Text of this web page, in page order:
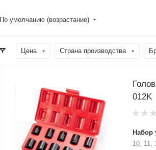
По умолчанию (возрастание)
Цена Страна производства
012K
Набор
10, 11,